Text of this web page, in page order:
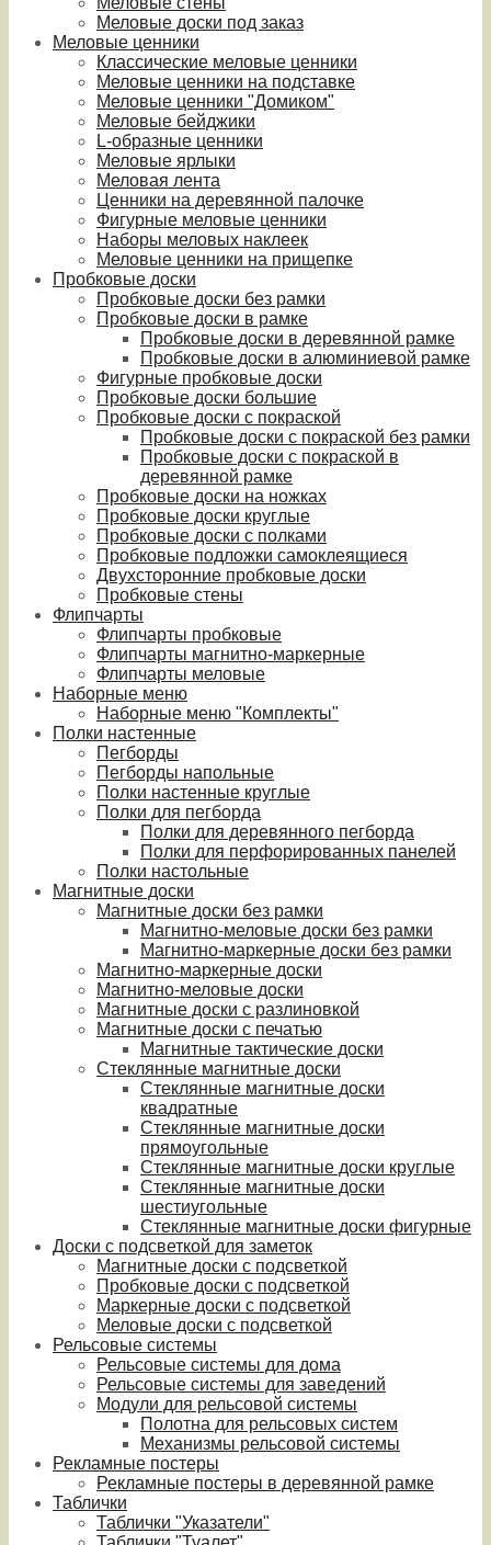
Меловые доски под заказ
Меловые ценники
Классические меловые ценники
Меловые ценники на подставке
Меловые ценники "Домиком"
Меловые бейджики
L-образные ценники
Меловые ярлыки
Меловая лента
Ценники на деревянной палочке
Фигурные меловые ценники
Наборы меловых наклеек
Меловые ценники на прищепке
Пробковые доски
Пробковые доски без рамки
Пробковые доски в рамке
Пробковые доски в деревянной рамке
Пробковые доски в алюминиевой рамке
Фигурные пробковые доски
Пробковые доски большие
Пробковые доски с покраской
Пробковые доски с покраской без рамки
Пробковые доски с покраской в
деревянной рамке
Пробковые доски на ножках
Пробковые доски круглые
Пробковые доски с полками
Пробковые подложки самоклеящиеся
Двухсторонние пробковые доски
Пробковые стены
Флипчарты
Флипчарты пробковые
Флипчарты магнитно-маркерные
Флипчарты меловые
Наборные меню
Наборные меню "Комплекты"
Полки настенные
Пегборды
Пегборды напольные
Полки настенные круглые
Полки для пегборда
Полки для деревянного пегборда
Полки для перфорированных панелей
Полки настольные
Магнитные доски
Магнитные доски без рамки
Магнитно-меловые доски без рамки
Магнитно-маркерные доски без рамки
Магнитно-маркерные доски
Магнитно-меловые доски
Магнитные доски с разлиновкой
Магнитные доски с печатью
Магнитные тактические доски
Стеклянные магнитные доски
Стеклянные магнитные доски
квадратные
Стеклянные магнитные доски
прямоугольные
Стеклянные магнитные доски круглые
Стеклянные магнитные доски
шестиугольные
Стеклянные магнитные доски фигурные
Доски с подсветкой для заметок
Магнитные доски с подсветкой
Пробковые доски с подсветкой
Маркерные доски с подсветкой
Меловые доски с подсветкой
Рельсовые системы
Рельсовые системы для дома
Рельсовые системы для заведений
Модули для рельсовой системы
Полотна для рельсовых систем
Механизмы рельсовой системы
Рекламные постеры
Рекламные постеры в деревянной рамке
Таблички
Таблички "Указатели"